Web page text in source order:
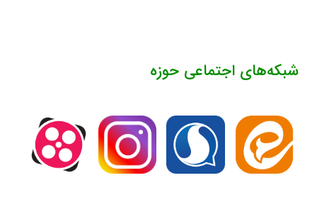
شبکه‌های اجتماعی حوزه